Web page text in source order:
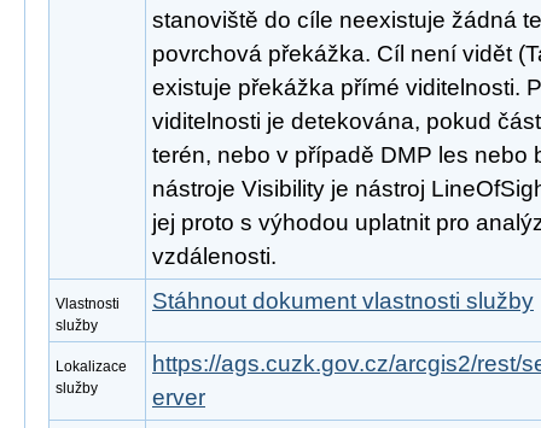
stanoviště do cíle neexistuje žádná
povrchová překážka. Cíl není vidět
existuje překážka přímé viditelnosti.
viditelnosti je detekována, pokud
terén, nebo v případě DMP les nebo
nástroje Visibility je nástroj
jej proto s výhodou uplatnit pro
vzdálenosti.
Vlastnosti
služby
Stáhnout dokument vlastnosti služby
Lokalizace
služby
https://ags.cuzk.gov.cz/arcgis2/rest/
erver